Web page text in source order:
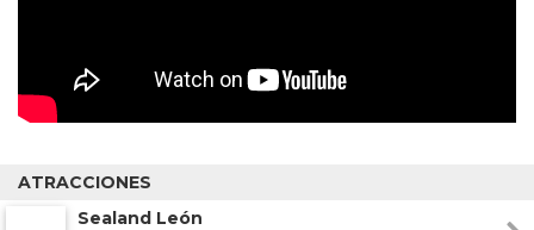
ATRACCIONES
Sealand León